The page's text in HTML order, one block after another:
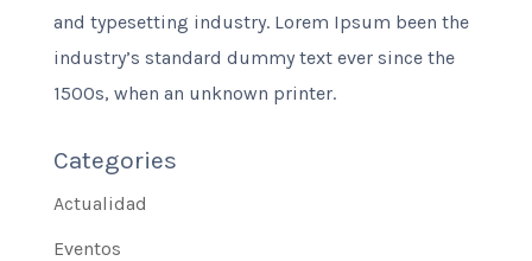
and typesetting industry. Lorem Ipsum been the
industry’s standard dummy text ever since the
1500s, when an unknown printer.
Categories
Actualidad
Eventos